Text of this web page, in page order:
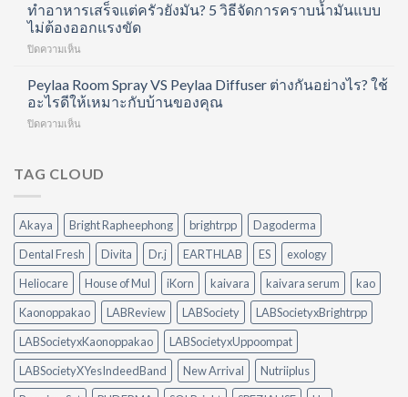
ข้อ
และ
หนึ่ง
เดียว
ด้วย
Hair
Routine
ทำได้
เอง
8
ชั่วโมง
แต่
ตื่น
มา
สดชื่น
ทำอาหารเสร็จแต่ครัวยังมัน? 5 วิธีจัดการคราบน้ำมันแบบ
ไม่ต้องออกแรงขัด
ปิดความเห็น
เสร็จ
แต่
ครัว
5
คราบ
น้ำมัน
แบบ
ไม่
ต้อง
ออกแรง
ขัด
Peylaa Room Spray VS Peylaa Diffuser ต่างกันอย่างไร? ใช้
อะไรดีให้เหมาะกับบ้านของคุณ
ปิดความเห็น
Spray
Diffuser
ต่าง
กัน
อย่างไร?
ใช้
อะไร
ดี
ให้
เหมาะ
กับ
บ้าน
ของ
TAG CLOUD
Akaya Bright Rapheephong brightrpp
Dagoderma
Dental Fresh
Divita Dr.j EARTHLAB ES
exology
Heliocare
House of Mul iKorn kaivara kaivara serum
kao
Kaonoppakao
LABReview LABSociety
LABSocietyxBrightrpp
LABSocietyxKaonoppakao
LABSocietyxUppoompat
LABSocietyXYesIndeedBand
New Arrival
Nutriiplus